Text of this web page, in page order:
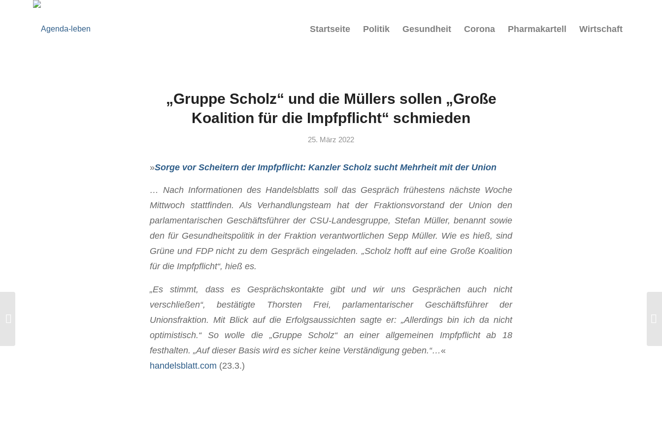
Startseite Politik Gesundheit Corona Pharmakartell Wirtschaft
„Gruppe Scholz“ und die Müllers sollen „Große
Koalition für die Impfpflicht“ schmieden
25. März 2022
»Sorge vor Scheitern der Impfpflicht: Kanzler Scholz sucht Mehrheit mit der Union
… Nach Informationen des Handelsblatts soll das Gespräch frühestens nächste Woche
Mittwoch stattfinden. Als Verhandlungsteam hat der Fraktionsvorstand der Union den
parlamentarischen Geschäftsführer der CSU-Landesgruppe, Stefan Müller, benannt sowie
den für Gesundheitspolitik in der Fraktion verantwortlichen Sepp Müller. Wie es hieß, sind
Grüne und FDP nicht zu dem Gespräch eingeladen. „Scholz hofft auf eine Große Koalition
für die Impfpflicht“, hieß es.
„Es stimmt, dass es Gesprächskontakte gibt und wir uns Gesprächen auch nicht
verschließen“, bestätigte Thorsten Frei, parlamentarischer Geschäftsführer der
Unionsfraktion. Mit Blick auf die Erfolgsaussichten sagte er: „Allerdings bin ich da nicht
optimistisch.“ So wolle die „Gruppe Scholz“ an einer allgemeinen Impfpflicht ab 18
festhalten. „Auf dieser Basis wird es sicher keine Verständigung geben.“…«
handelsblatt.com (23.3.)